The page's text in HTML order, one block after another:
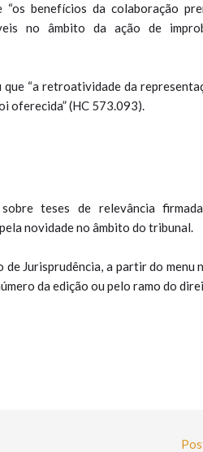
benefícios da colaboração
no âmbito da ação de
que “a retroatividade da
oferecida” (HC 573.093).
teses de relevância
novidade no âmbito do tribunal.
Jurisprudência, a partir do menu
da edição ou pelo ramo do